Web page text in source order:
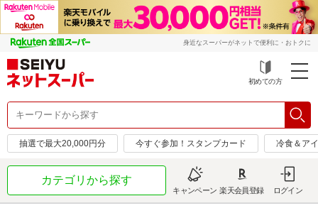
身近なスーパーがネットで便利に・おトクに
初めての方
抽選で最大20,000円分 今すぐ参加！スタンプカード 冷食＆ア
カテゴリから探す
キャンペーン 楽天会員登録 ログイン